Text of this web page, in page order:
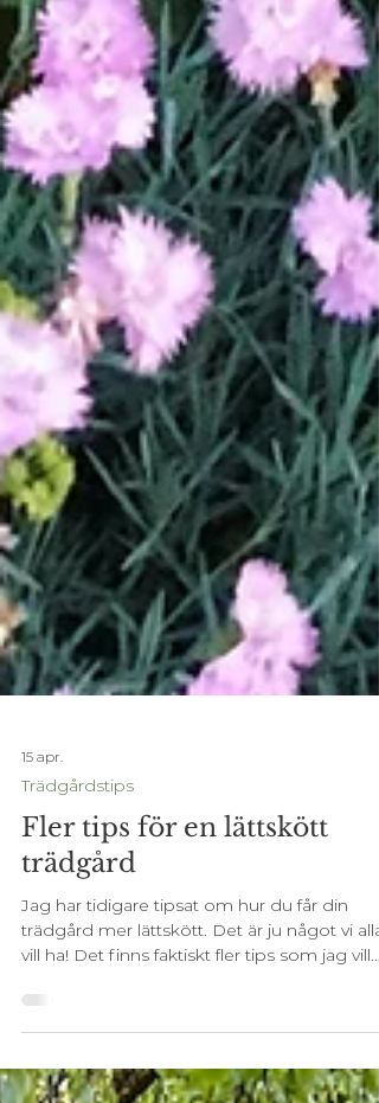
15 apr.
Trädgårdstips
Fler tips för en lättskött
trädgård
Jag har tidigare tipsat om hur du får din
trädgård mer lättskött. Det är ju något vi alla
en trädgård som är enkel att sköta. Större
rabatter ger mindre jobb Ett knep för en